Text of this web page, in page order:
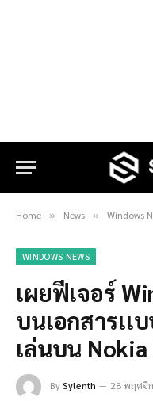
Home » News » Windows
WINDOWS NEWS
เผยฟีเจอร์
บนเอกสารเเ
เล่นบน
BySylenth 28 พฤศจิ